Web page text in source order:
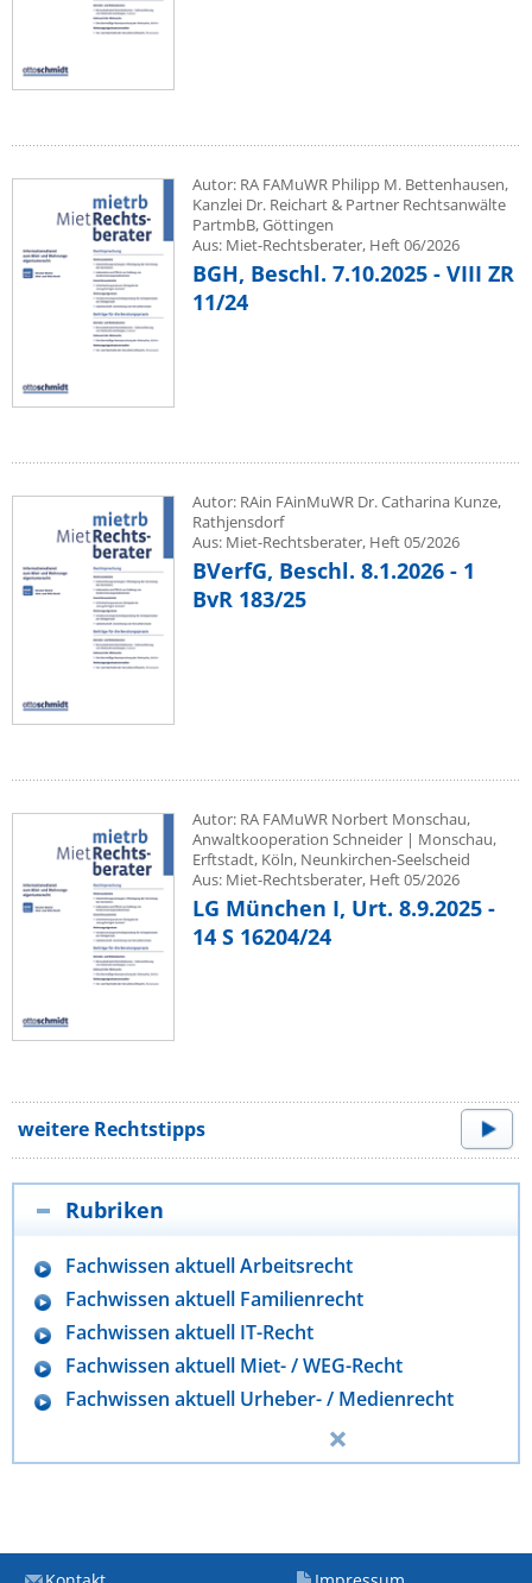
Autor: RA FAMuWR Philipp M. Bettenhausen,
Kanzlei Dr. Reichart & Partner Rechtsanwälte
PartmbB, Göttingen
Aus: Miet-Rechtsberater, Heft 06/2026
BGH, Beschl. 7.10.2025 - VIII ZR
11/24
Autor: RAin FAinMuWR Dr. Catharina Kunze,
Rathjensdorf
Aus: Miet-Rechtsberater, Heft 05/2026
BVerfG, Beschl. 8.1.2026 - 1
BvR 183/25
Autor: RA FAMuWR Norbert Monschau,
Anwaltkooperation Schneider | Monschau,
Erftstadt, Köln, Neunkirchen-Seelscheid
Aus: Miet-Rechtsberater, Heft 05/2026
LG München I, Urt. 8.9.2025 -
14 S 16204/24
weitere Rechtstipps
Rubriken
Fachwissen aktuell Arbeitsrecht
Fachwissen aktuell Familienrecht
Fachwissen aktuell IT-Recht
Fachwissen aktuell Miet- / WEG-Recht
Fachwissen aktuell Urheber- / Medienrecht